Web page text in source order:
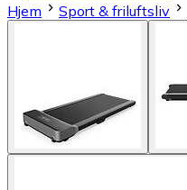
Hjem
Sport & friluftsliv